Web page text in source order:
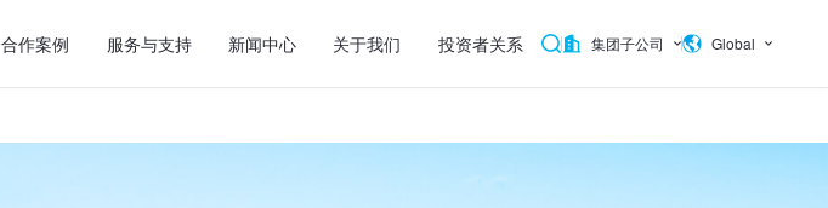
合作案例 服务与支持 新闻中心 关于我们 投资者关系 集团子公司 Global